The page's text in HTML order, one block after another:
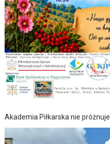
Akademia Piłkarska nie próżnuje